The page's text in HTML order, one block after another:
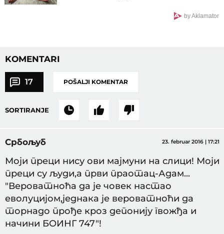
by Aklamator
KOMENTARI
17 POŠALJI KOMENTAR
SORTIRANJE
Србољуб 23. februar 2016 | 17:21
Моји преци нису ови мајмуни на слици! Моји
преци су људи,а први праотац-Адам...
"Вероватноћа да је човек настао
еволуцијом,једнака је вероватноћи да
торнадо прође кроз депонију гвожђа и
начини БОИНГ 747"!